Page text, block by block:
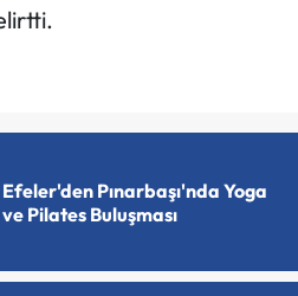
Efeler'den Pınarbaşı'nda Yoga
ve Pilates Buluşması